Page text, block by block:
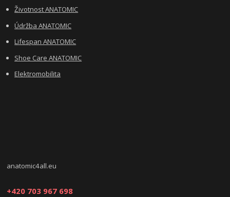
Životnost ANATOMIC
Údržba ANATOMIC
Lifespan ANATOMIC
Shoe Care ANATOMIC
Elektromobilita
anatomic4all.eu
+420 703 967 698